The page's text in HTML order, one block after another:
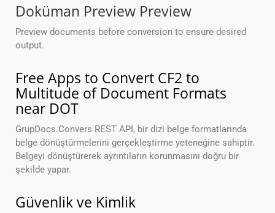
Doküman Preview Preview
Preview documents before conversion to ensure desired
output.
Free Apps to Convert CF2 to
Multitude of Document Formats
near DOT
GrupDocs.Convers REST API, bir dizi belge formatlarında
belge dönüştürmelerini gerçekleştirme yeteneğine sahiptir.
Belgeyi dönüştürerek ayrıntıların korunmasını doğru bir
şekilde yapar.
Güvenlik ve Kimlik